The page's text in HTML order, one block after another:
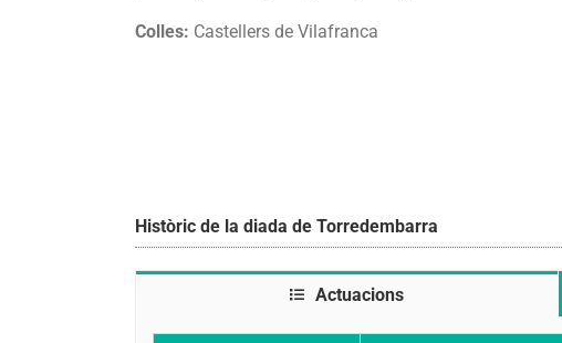
Colles: Castellers de Vilafranca
Històric de la diada de Torredembarra
Actuacions